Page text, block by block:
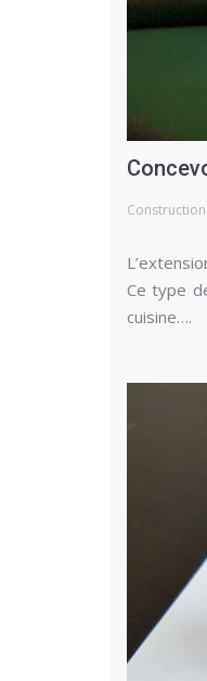
Ce type
cuisine….